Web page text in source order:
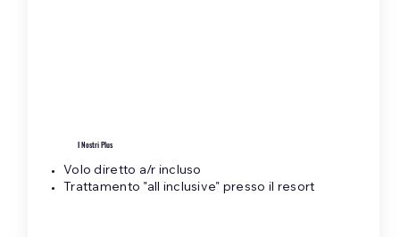
I Nostri Plus
Volo diretto a/r incluso
Trattamento "all inclusive" presso il resort